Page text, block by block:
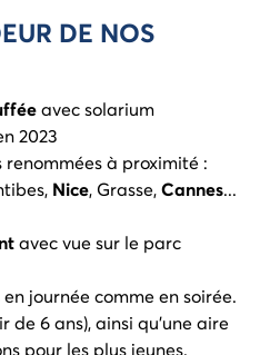
DE NOS
avec solarium
2023
à proximité :
Nice, Grasse,Cannes...
avec vue sur le parc
journée comme en soirée.
de 6 ans), ainsi qu'une aire
pour les plus jeunes.